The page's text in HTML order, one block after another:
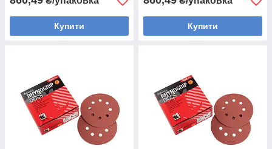
Купити Купити